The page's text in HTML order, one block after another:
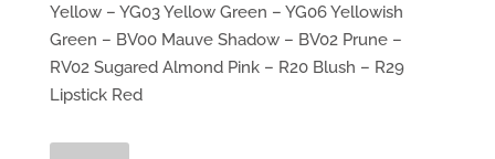
Yellow – YG03 Yellow Green – YG06 Yellowish
Green – BV00 Mauve Shadow – BV02 Prune –
RV02 Sugared Almond Pink – R20 Blush – R29
Lipstick Red